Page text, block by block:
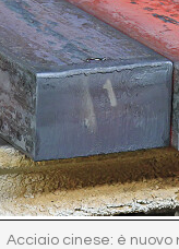
Acciaio cinese: è